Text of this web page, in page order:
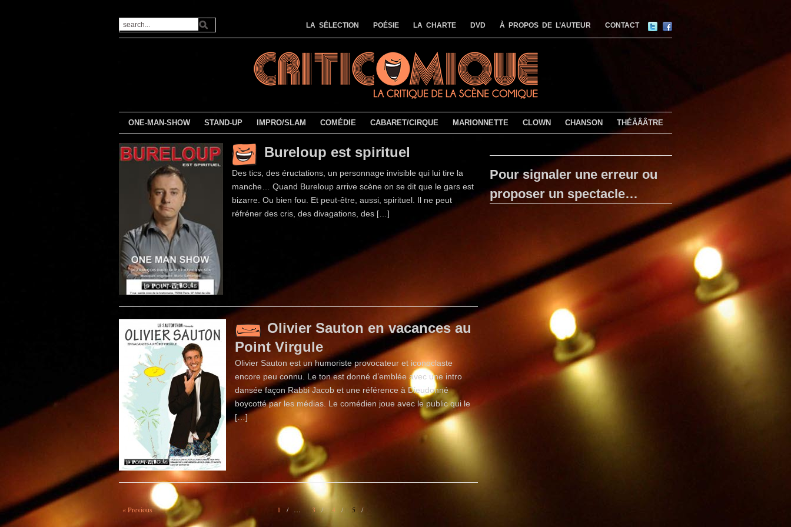
LA SÉLECTION POÉSIE LA CHARTE DVD À PROPOS DE L’AUTEUR CONTACT
ONE-MAN-SHOW STAND-UP IMPRO/SLAM COMÉDIE CABARET/CIRQUE MARIONNETTE CLOWN CHANSON THÉÂÂÂTRE
Bureloup est spirituel
Des tics, des éructations, un personnage invisible qui lui tire la
manche… Quand Bureloup arrive scène on se dit que le gars est
bizarre. Ou bien fou. Et peut-être, aussi, spirituel. Il ne peut
réfréner des cris, des divagations, des […]
Olivier Sauton en vacances au
Point Virgule
Olivier Sauton est un humoriste provocateur et iconoclaste
encore peu connu. Le ton est donné d’emblée avec une intro
dansée façon Rabbi Jacob et une référence à Dieudonné
boycotté par les médias. Le comédien joue avec le public qui le
[…]
« Previous 1 … 3 4 5
Pour signaler une erreur ou
proposer un spectacle…